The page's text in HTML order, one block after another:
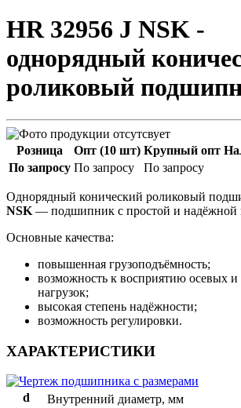
HR 32956 J NSK -
однорядный
роликовый
Розница Опт (10 шт) Крупный опт
По запросу По запросу По запросу
Однорядный конический роликовый
NSK — подшипник с простой и надёжной
Основные качества:
повышенная грузоподъёмность;
возможность к восприятию осевых
нагрузок;
высокая степень надёжности;
возможность регулировки.
ХАРАКТЕРИСТИКИ
d Внутренний диаметр, мм